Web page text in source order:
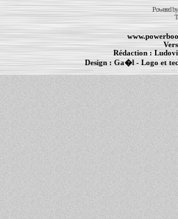
Powered
Rédaction :
Design :Ga�l - Logo et
PowerBook- MacBook Pro